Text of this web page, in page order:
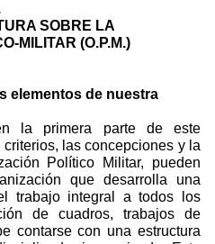
SOBRE LA
MILITAR (O.P.M.)
elementos de nuestra
la primera parte de este
las concepciones y la
Político Militar, pueden
que desarrolla una
trabajo integral a todos los
de cuadros, trabajos de
contarse con una estructura